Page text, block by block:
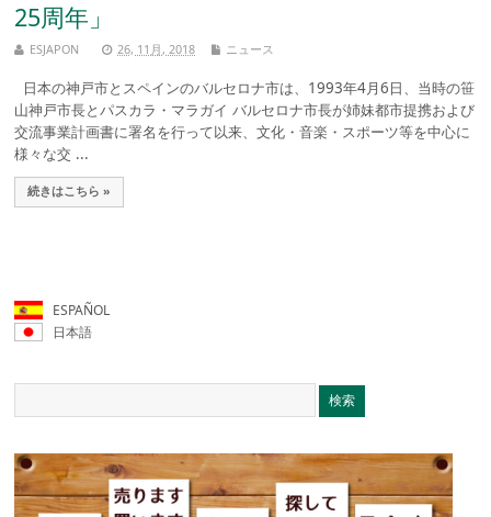
25周年」
ESJAPON 26, 11月, 2018 ニュース
日本の神戸市とスペインのバルセロナ市は、1993年4月6日、当時の笹
山神戸市長とパスカラ・マラガイ バルセロナ市長が姉妹都市提携および
交流事業計画書に署名を行って以来、文化・音楽・スポーツ等を中心に
様々な交 ...
続きはこちら »
ESPAÑOL
日本語